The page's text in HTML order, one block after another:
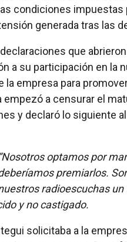
condiciones impuestas
generada tras las
que
a su participación en la
la empresa para
empezó a censurar el
y declaró lo siguiente
“Nosotros optamos por
premiarlos.
radioescuchas
y no castigado.
solicitaba a la